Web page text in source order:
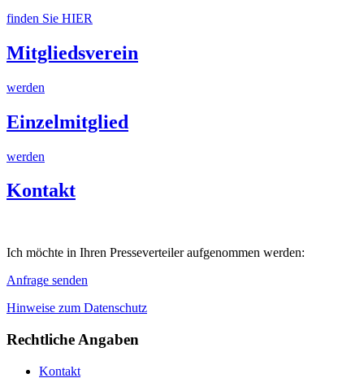
finden Sie HIER
Mitgliedsverein
werden
Einzelmitglied
werden
Kontakt
Ich möchte in Ihren Presseverteiler aufgenommen werden:
Anfrage senden
Hinweise zum Datenschutz
Rechtliche Angaben
Kontakt